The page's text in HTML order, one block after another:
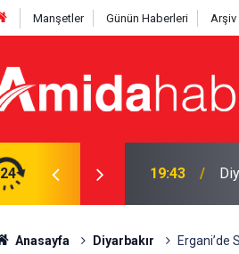
Manşetler Günün Haberleri Arşiv
24 18:28
Anasayfa Diyarbakır Ergani’de